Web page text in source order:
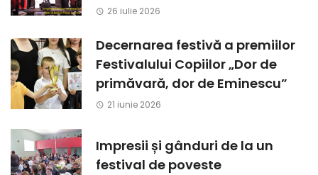
26 iulie 2026
Decernarea festivă a premiilor
Festivalului Copiilor „Dor de
primăvară, dor de Eminescu”
21 iunie 2026
Impresii și gânduri de la un
festival de poveste